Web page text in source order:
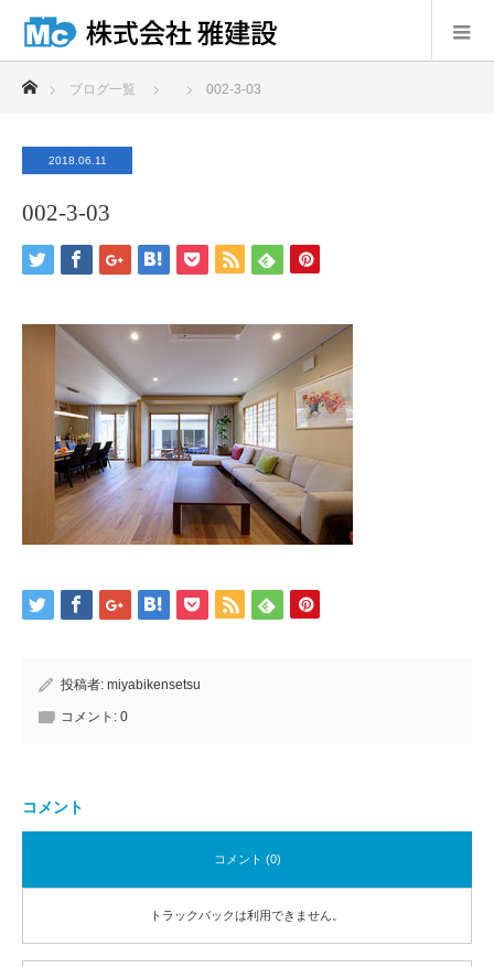
ブログ一覧 002-3-03
2018.06.11
002-3-03
投稿者: miyabikensetsu
コメント: 0
コメント
コメント (0)
トラックバックは利用できません。